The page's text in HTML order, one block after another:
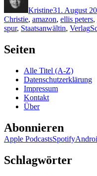
Kristine31. August
Christie, amazon, ellis peters,
spur, Staatsanwältin, Verlag
Seiten
Alle Titel (A-Z)
Datenschutzerklärung
Impressum
Kontakt
Über
Abonnieren
Apple PodcastsSpotify
Schlagwörter